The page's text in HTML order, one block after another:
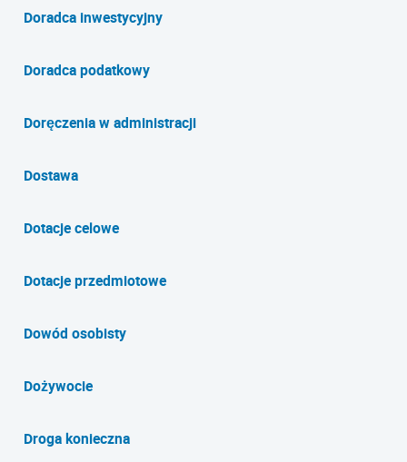
Doradca inwestycyjny
Doradca podatkowy
Doręczenia w administracji
Dostawa
Dotacje celowe
Dotacje przedmiotowe
Dowód osobisty
Dożywocie
Droga konieczna